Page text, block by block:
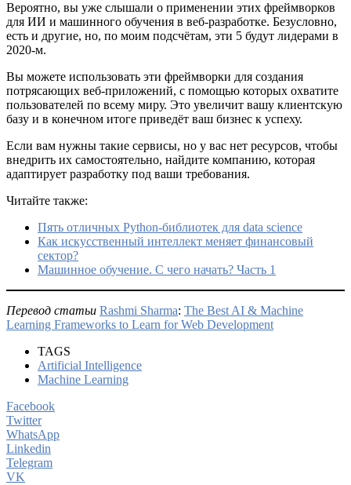
Вероятно, вы уже слышали о применении этих фреймворков
для ИИ и машинного обучения в веб-разработке. Безусловно,
есть и другие, но, по моим подсчётам, эти 5 будут лидерами в
2020-м.
Вы можете использовать эти фреймворки для создания
потрясающих веб-приложений, с помощью которых охватите
пользователей по всему миру. Это увеличит вашу клиентскую
базу и в конечном итоге приведёт ваш бизнес к успеху.
Если вам нужны такие сервисы, но у вас нет ресурсов, чтобы
внедрить их самостоятельно, найдите компанию, которая
адаптирует разработку под ваши требования.
Читайте также:
Пять отличных Python-библиотек для data science
Как искусственный интеллект меняет финансовый
сектор?
Машинное обучение. С чего начать? Часть 1
Перевод статьи Rashmi Sharma: The Best AI & Machine
Learning Frameworks to Learn for Web Development
TAGS
Artificial Intelligence
Machine Learning
Facebook
Twitter
WhatsApp
Linkedin
Telegram
VK